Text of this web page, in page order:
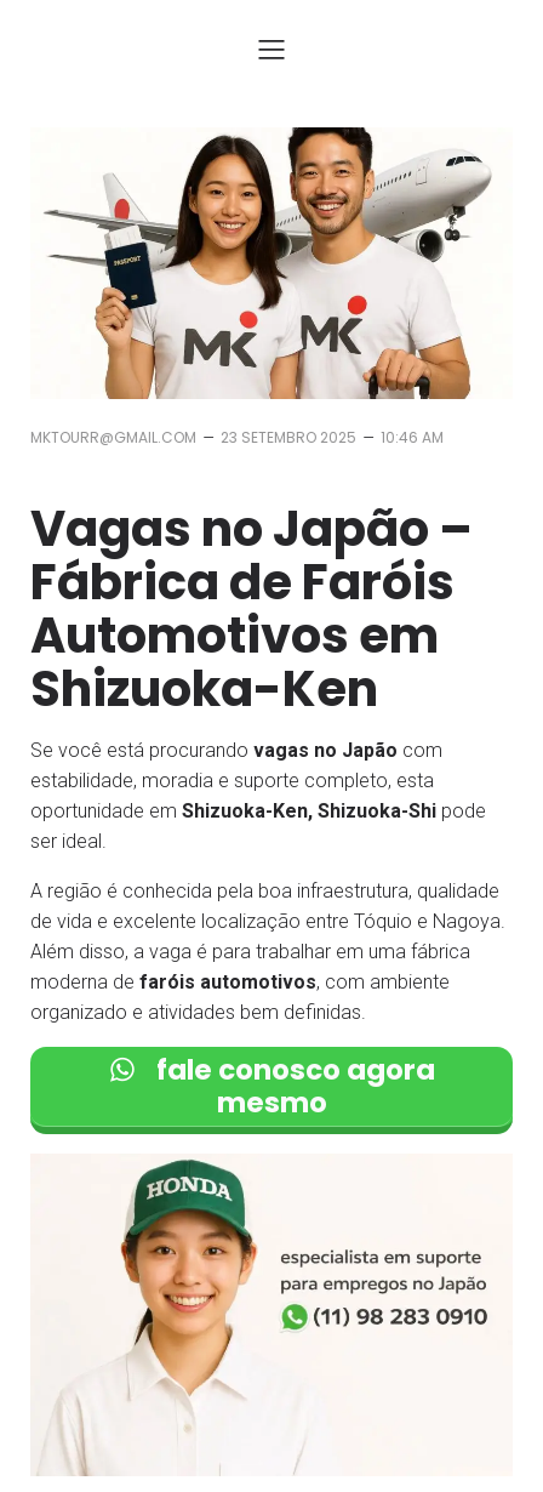
MKTOURR@GMAIL.COM – 23 SETEMBRO 2025 – 10:46 AM
Vagas no Japão –
Fábrica de Faróis
Automotivos em
Shizuoka-Ken
Se você está procurando vagas no Japão com
estabilidade, moradia e suporte completo, esta
oportunidade em Shizuoka-Ken, Shizuoka-Shi pode
ser ideal.
A região é conhecida pela boa infraestrutura, qualidade
de vida e excelente localização entre Tóquio e Nagoya.
Além disso, a vaga é para trabalhar em uma fábrica
moderna de faróis automotivos, com ambiente
organizado e atividades bem definidas.
fale conosco agora
mesmo